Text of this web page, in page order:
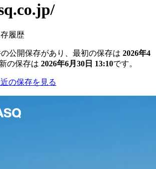
/
履歴
公開保存があり、最初の保存は 2026年4
新の保存は 2026年6月30日 13:10です。
の保存を見る